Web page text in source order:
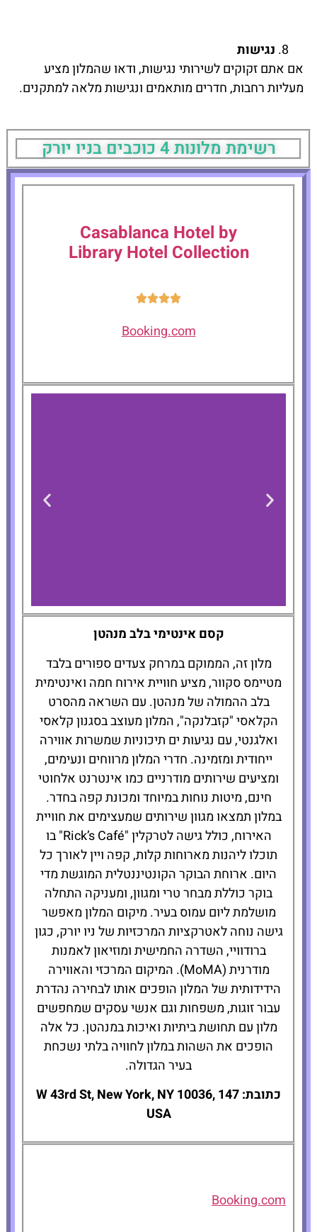
נגישות
אם אתם זקוקים לשירותי נגישות, ודאו שהמלון מציע
מעליות רחבות, חדרים מותאמים ונגישות מלאה למתקנים.
רשימת מלונות 4 כוכבים בניו יורק
Casablanca Hotel by
Library Hotel Collection
Booking.com
Casablanca
להזמנת
המלון לחצו
כאן
קסם אינטימי בלב מנהטן
מלון זה, הממוקם במרחק צעדים ספורים בלבד
מטיימס סקוור, מציע חוויית אירוח חמה ואינטימית
בלב ההמולה של מנהטן. עם השראה מהסרט
הקלאסי "קזבלנקה", המלון מעוצב בסגנון קלאסי
ואלגנטי, עם נגיעות ים תיכוניות שמשרות אווירה
ייחודית ומזמינה. חדרי המלון מרווחים ונעימים,
ומציעים שירותים מודרניים כמו אינטרנט אלחוטי
חינם, מיטות נוחות במיוחד ומכונת קפה בחדר.
במלון תמצאו מגוון שירותים שמעצימים את חוויית
האירוח, כולל גישה לטרקלין "Rick’s Café" בו
תוכלו ליהנות מארוחות קלות, קפה ויין לאורך כל
היום. ארוחת הבוקר הקונטיננטלית המוגשת מדי
בוקר כוללת מבחר טרי ומגוון, ומעניקה התחלה
מושלמת ליום עמוס בעיר. מיקום המלון מאפשר
גישה נוחה לאטרקציות המרכזיות של ניו יורק, כגון
ברודוויי, השדרה החמישית ומוזיאון לאמנות
מודרנית (MoMA). המיקום המרכזי והאווירה
הידידותית של המלון הופכים אותו לבחירה נהדרת
עבור זוגות, משפחות וגם אנשי עסקים שמחפשים
מלון עם תחושת ביתיות ואיכות במנהטן. כל אלה
הופכים את השהות במלון לחוויה בלתי נשכחת
בעיר הגדולה.
כתובת: 147 W 43rd St, New York, NY 10036,
USA
Booking.com